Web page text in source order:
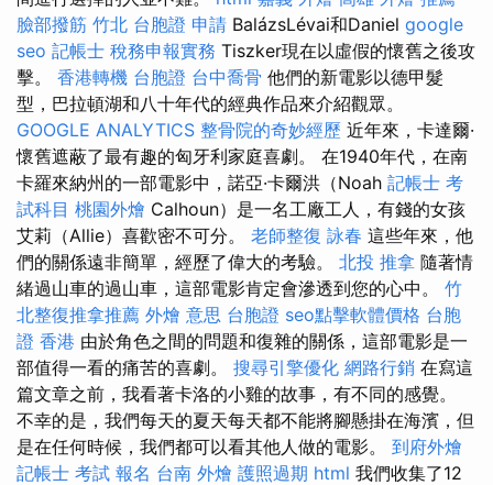
臉部撥筋 竹北 台胞證 申請 BalázsLévai和Daniel google
seo 記帳士 稅務申報實務 Tiszker現在以虛假的懷舊之後攻
擊。 香港轉機 台胞證 台中喬骨 他們的新電影以德甲髮
型，巴拉頓湖和八十年代的經典作品來介紹觀眾。
GOOGLE ANALYTICS 整骨院的奇妙經歷 近年來，卡達爾·
懷舊遮蔽了最有趣的匈牙利家庭喜劇。 在1940年代，在南
卡羅來納州的一部電影中，諾亞·卡爾洪（Noah 記帳士 考
試科目 桃園外燴 Calhoun）是一名工廠工人，有錢的女孩
艾莉（Allie）喜歡密不可分。 老師整復 詠春 這些年來，他
們的關係遠非簡單，經歷了偉大的考驗。 北投 推拿 隨著情
緒過山車的過山車，這部電影肯定會滲透到您的心中。 竹
北整復推拿推薦 外燴 意思 台胞證 seo點擊軟體價格 台胞
證 香港 由於角色之間的問題和復雜的關係，這部電影是一
部值得一看的痛苦的喜劇。 搜尋引擎優化 網路行銷 在寫這
篇文章之前，我看著卡洛的小雞的故事，有不同的感覺。
不幸的是，我們每天的夏天每天都不能將腳懸掛在海濱，但
是在任何時候，我們都可以看其他人做的電影。 到府外燴
記帳士 考試 報名 台南 外燴 護照過期 html 我們收集了12